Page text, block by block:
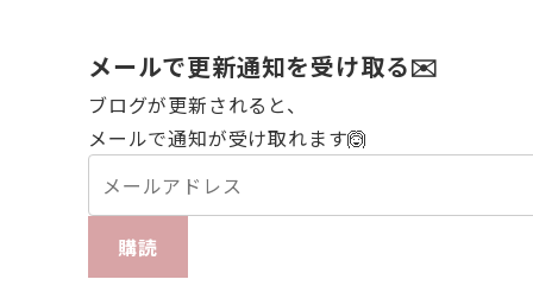
メールで更新通知を受け取る✉️
ブログが更新されると、
メールで通知が受け取れます🙆
購読